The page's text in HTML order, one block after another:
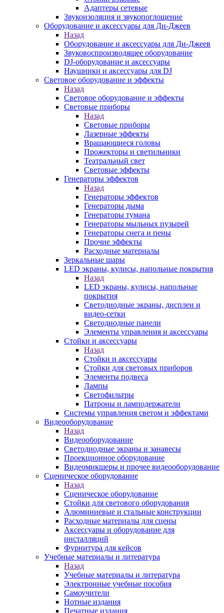
Адаптеры сетевые
Звукоизоляция и звукопоглощение
Оборудование и аксессуары для Ди-Джеев
Назад
Оборудование и аксессуары для Ди-Джеев
Звуковоспроизводящее оборудование
DJ-оборудование и аксессуары
Наушники и аксессуары для DJ
Световое оборудование и эффекты
Назад
Световое оборудование и эффекты
Световые приборы
Назад
Световые приборы
Лазерные эффекты
Вращающиеся головы
Прожекторы и светильники
Театральный свет
Световые эффекты
Генераторы эффектов
Назад
Генераторы эффектов
Генераторы дыма
Генераторы тумана
Генераторы мыльных пузырей
Генераторы снега и пены
Прочие эффекты
Расходные материалы
Зеркальные шары
LED экраны, кулисы, напольные покрытия
Назад
LED экраны, кулисы, напольные
покрытия
Светодиодные экраны, дисплеи и
видео-сетки
Светодиодные панели
Элементы управления и аксессуары
Стойки и аксессуары
Назад
Стойки и аксессуары
Стойки для световых приборов
Элементы подвеса
Лампы
Светофильтры
Патроны и ламподержатели
Системы управления светом и эффектами
Видеооборудование
Назад
Видеооборудование
Светодиодные экраны и занавесы
Проекционное оборудование
Видеомикшеры и прочее видеооборудование
Сценическое оборудование
Назад
Сценическое оборудование
Стойки для светового оборудования
Алюминиевые и стальные конструкции
Расходные материалы для сцены
Аксессуары и оборудование для
инсталляций
Фурнитура для кейсов
Учебные материалы и литература
Назад
Учебные материалы и литература
Электронные учебные пособия
Самоучители
Нотные издания
Печатные издания